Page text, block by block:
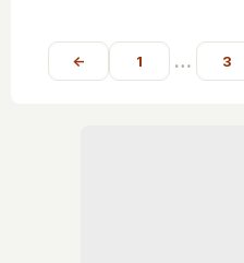
← 1 … 3